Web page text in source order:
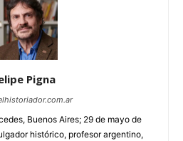
Pigna
Buenos Aires; 29 de mayo de
histórico, profesor argentino,